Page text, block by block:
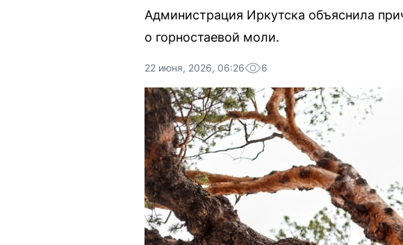
Администрация Иркутска объяснила
о горностаевой моли.
22 июня, 2026, 06:26 6